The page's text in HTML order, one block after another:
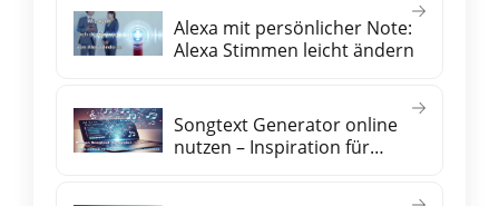
Alexa mit persönlicher Note:
Alexa Stimmen leicht ändern
Songtext Generator online
nutzen – Inspiration für